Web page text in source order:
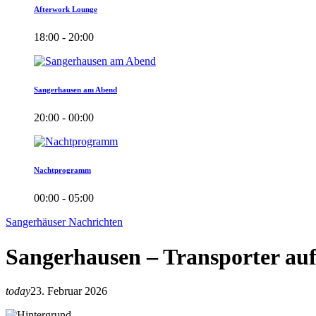
Afterwork Lounge
18:00 - 20:00
Sangerhausen am Abend
20:00 - 00:00
Nachtprogramm
00:00 - 05:00
Sangerhäuser Nachrichten
Sangerhausen – Transporter
today23. Februar 2026